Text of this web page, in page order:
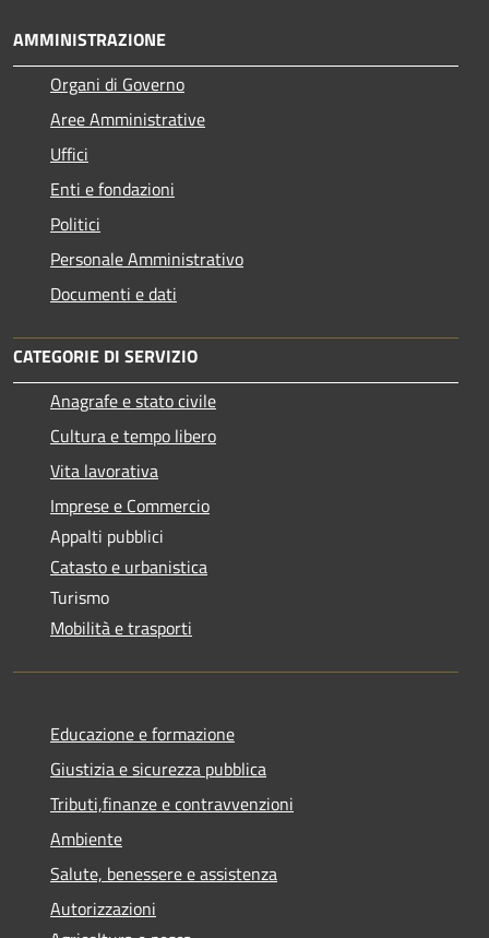
AMMINISTRAZIONE
Organi di Governo
Aree Amministrative
Uffici
Enti e fondazioni
Politici
Personale Amministrativo
Documenti e dati
CATEGORIE DI SERVIZIO
Anagrafe e stato civile
Cultura e tempo libero
Vita lavorativa
Imprese e Commercio
Appalti pubblici
Catasto e urbanistica
Turismo
Mobilità e trasporti
Educazione e formazione
Giustizia e sicurezza pubblica
Tributi,finanze e contravvenzioni
Ambiente
Salute, benessere e assistenza
Autorizzazioni